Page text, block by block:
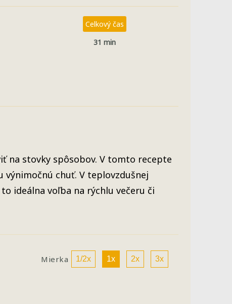
Celkový čas
31 min
na stovky spôsobov. V tomto recepte
chuť. V teplovzdušnej
ideálna voľba na rýchlu večeru či
Mierka 1/2x 1x 2x 3x